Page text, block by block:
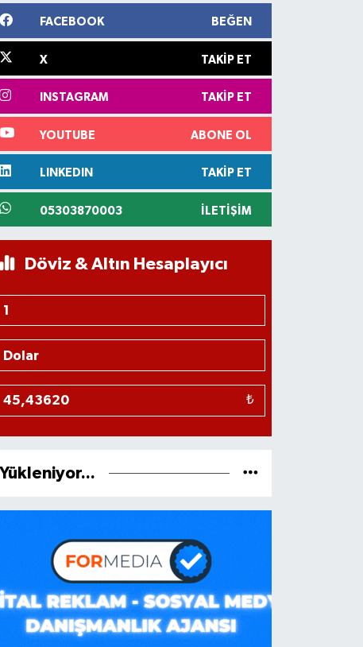
FACEBOOK BEĞEN
X TAKIP ET
INSTAGRAM TAKIP ET
YOUTUBE ABONE OL
LINKEDIN TAKIP ET
05303870003 İLETIŞIM
Döviz & Altın Hesaplayıcı
₺
Yükleniyor...